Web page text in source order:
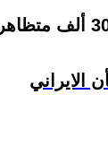
الايراني